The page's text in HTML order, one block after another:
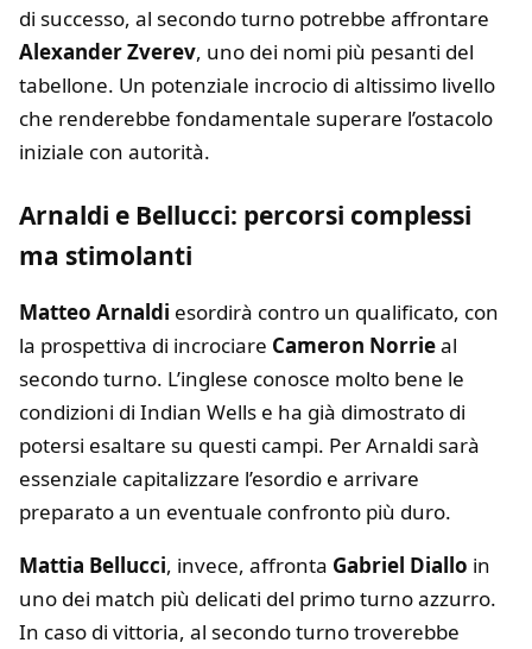
di successo, al secondo turno potrebbe affrontare
Alexander Zverev, uno dei nomi più pesanti del
tabellone. Un potenziale incrocio di altissimo livello
che renderebbe fondamentale superare l’ostacolo
iniziale con autorità.
Arnaldi e Bellucci: percorsi complessi
ma stimolanti
Matteo Arnaldi esordirà contro un qualificato, con
la prospettiva di incrociare Cameron Norrieal
secondo turno. L’inglese conosce molto bene le
condizioni di Indian Wells e ha già dimostrato di
potersi esaltare su questi campi. Per Arnaldi sarà
essenziale capitalizzare l’esordio e arrivare
preparato a un eventuale confronto più duro.
Mattia Bellucci, invece, affronta Gabriel Diallo in
uno dei match più delicati del primo turno azzurro.
In caso di vittoria, al secondo turno troverebbe